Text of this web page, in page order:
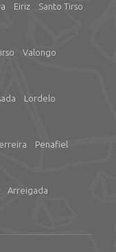
Eiriz
Santo Tirso
Valongo
Lordelo
Penafiel
Arreigada